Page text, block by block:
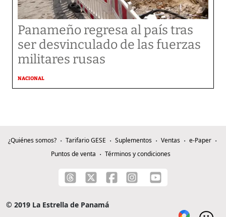
Panameño regresa al país tras
ser desvinculado de las fuerzas
militares rusas
NACIONAL
¿Quiénes somos? Tarifario GESE Suplementos Ventas
e-Paper
Puntos de venta
Términos y condiciones
© 2019 La Estrella de Panamá